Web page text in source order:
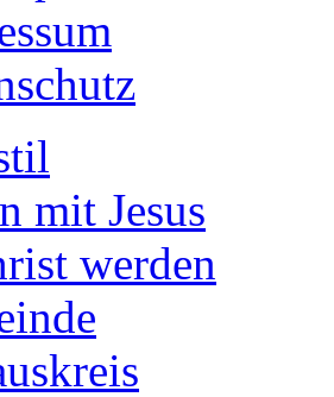
mit Jesus
werden